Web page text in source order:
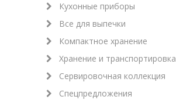
Кухонные приборы
Все для выпечки
Компактное хранение
Хранение и транспортировка
Сервировочная коллекция
Спецпредложения